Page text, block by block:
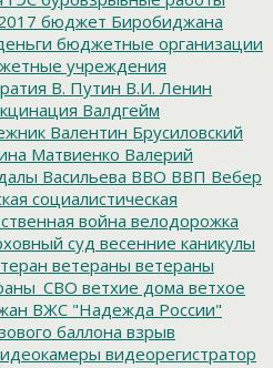
бюджет Биробиджана
бюджетные организации
учреждения
В. Путин В.И. Ленин
Валдгейм
Валентин Брусиловский
Матвиенко Валерий
Васильева ВВО ВВП Вебер
социалистическая
война велодорожка
суд весенние каникулы
ветераны ветераны
ветхие дома ветхое
ВЖС "Надежда России"
баллона взрыв
видеорегистратор